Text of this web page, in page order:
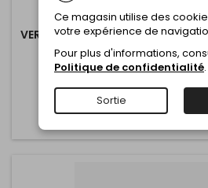
MARQUE:
VERRE PROTANE POUR
 Ajouter au panier
Ce magasin utilise des
votre expérience de
Pour plus d'informations,
Politique de confidentialité.
Sortie